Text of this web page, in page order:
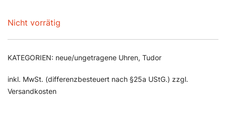
Nicht vorrätig
KATEGORIEN: neue/ungetragene Uhren, Tudor
inkl. MwSt. (differenzbesteuert nach §25a UStG.) zzgl.
Versandkosten